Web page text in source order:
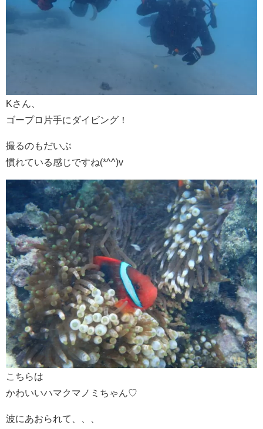
Kさん、
ゴープロ片手にダイビング！
撮るのもだいぶ
慣れている感じですね(*^^)v
こちらは
かわいいハマクマノミちゃん♡
波にあおられて、、、